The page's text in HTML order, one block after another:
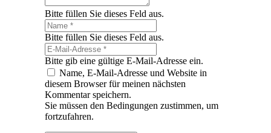
Bitte füllen Sie dieses Feld aus.
Bitte füllen Sie dieses Feld aus.
Bitte gib eine gültige E-Mail-Adresse ein.
Name, E-Mail-Adresse und Website in
diesem Browser für meinen nächsten
Kommentar speichern.
Sie müssen den Bedingungen zustimmen, um
fortzufahren.